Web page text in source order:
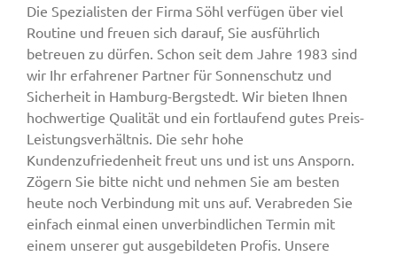
Die Spezialisten der Firma Söhl verfügen über viel
Routine und freuen sich darauf, Sie ausführlich
betreuen zu dürfen. Schon seit dem Jahre 1983 sind
wir Ihr erfahrener Partner für Sonnenschutz und
Sicherheit in Hamburg-Bergstedt. Wir bieten Ihnen
hochwertige Qualität und ein fortlaufend gutes Preis-
Leistungsverhältnis. Die sehr hohe
Kundenzufriedenheit freut uns und ist uns Ansporn.
Zögern Sie bitte nicht und nehmen Sie am besten
heute noch Verbindung mit uns auf. Verabreden Sie
einfach einmal einen unverbindlichen Termin mit
einem unserer gut ausgebildeten Profis. Unsere